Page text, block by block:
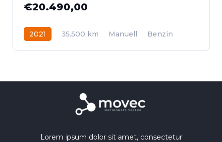
€20.490,00
2021 35.500 km Manuell
Benzin
Lorem ipsum dolor sit amet, consectetur